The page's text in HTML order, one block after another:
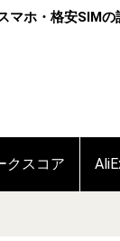
ホ・格安SIM
クスコア